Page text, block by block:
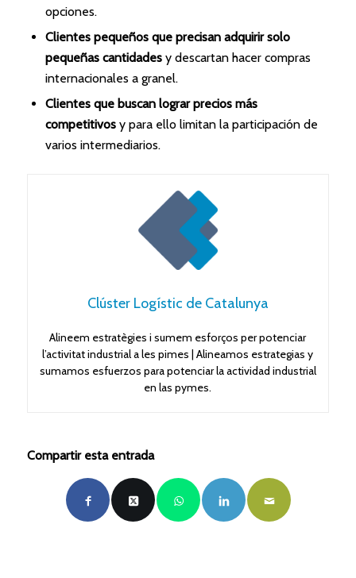
opciones.
Clientes pequeños que precisan adquirir solo
pequeñas cantidadesy descartan hacer compras
internacionales a granel.
Clientes que buscan lograr precios más
competitivosy para ello limitan la participación de
varios intermediarios.
Clúster Logístic de Catalunya
Alineem estratègies i sumem esforços per potenciar
l’activitat industrial a les pimes | Alineamos estrategias y
sumamos esfuerzos para potenciar la actividad industrial
en las pymes.
Compartir esta entrada